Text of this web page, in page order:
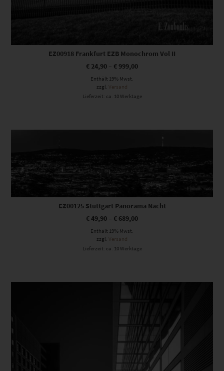
EZ00918 Frankfurt EZB Monochrom Vol II
€ 24,90 – € 999,00
Enthält 19% Mwst.
zzgl. Versand
Lieferzeit: ca. 10 Werktage
Dieses Produkt weist mehrere Varianten auf. Die Optionen können auf der Produktseite gewählt werden
EZ00125 Stuttgart Panorama Nacht
€49,90 – € 689,00
Enthält 19% Mwst.
zzgl.
Versand
Lieferzeit: ca. 10 Werktage
Dieses Produkt weist mehrere Varianten auf. Die Optionen können auf der Produktseite gewählt werden